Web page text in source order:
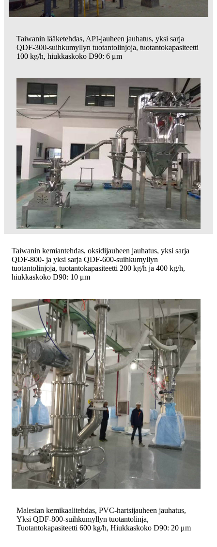
Taiwanin lääketehdas, API-jauheen jauhatus, yksi sarja
QDF-300-suihkumyllyn tuotantolinjoja, tuotantokapasiteetti
100 kg/h, hiukkaskoko D90: 6 μm
Taiwanin kemiantehdas, oksidijauheen jauhatus, yksi sarja
QDF-800- ja yksi sarja QDF-600-suihkumyllyn
tuotantolinjoja, tuotantokapasiteetti 200 kg/h ja 400 kg/h,
hiukkaskoko D90: 10 μm
Malesian kemikaalitehdas, PVC-hartsijauheen jauhatus,
Yksi QDF-800-suihkumyllyn tuotantolinja,
Tuotantokapasiteetti 600 kg/h, Hiukkaskoko D90: 20 μm